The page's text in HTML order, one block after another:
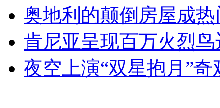
女孩北京地铁殴打老人 痛下狠手拳打脚踢
无痛分娩是否安全 医生回应
外交部：反对强权政治霸凌主义
奥地利的颠倒房屋成
肯尼亚呈现百万火烈
夜空上演“双星抱月”奇